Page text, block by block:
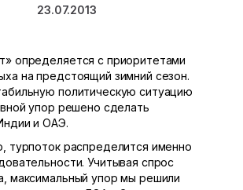
23.07.2013
определяется с приоритетами
на предстоящий зимний сезон.
политическую ситуацию
упор решено сделать
и ОАЭ.
турпоток распределится именно
Учитывая спрос
максимальный упор мы решили